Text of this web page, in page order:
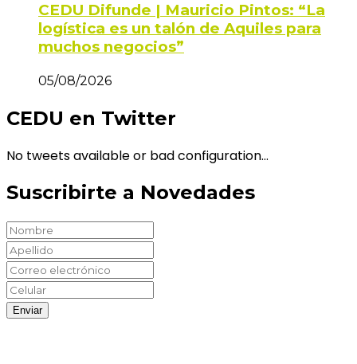
CEDU Difunde | Mauricio Pintos: “La
logística es un talón de Aquiles para
muchos negocios”
05/08/2026
CEDU en Twitter
No tweets available or bad configuration...
Suscribirte a Novedades